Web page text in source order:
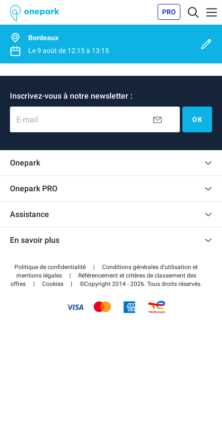
PRO
Bordeaux
Le9 août de 12:15à 13:15
Inscrivez-vous à notre newsletter :
E-mail OK
Onepark
Recrutement
Onepark PRO
Accéder à mon espace partenaire
Assistance
Centre d'aide
Régler votre stationnement FLOW
En savoir plus
Wiki
Guide du stationnement
Politique de confidentialité |
Conditions générales d'utilisation et
mentions légales
|
Référencement et critères de classement des
offres
| Cookies | ©Copyright 2014 - 2026. Tous droits réservés.